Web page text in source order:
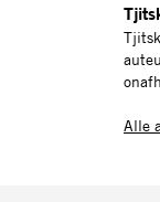
Alle